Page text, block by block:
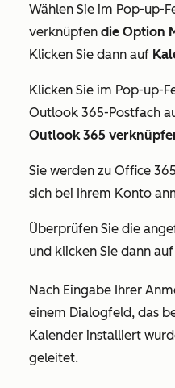
Wählen Sie im Pop-up-
verknüpfen die Option
Klicken Sie dann auf
Klicken Sie im Pop-up-
Outlook 365-Postfach
Outlook 365
Sie werden zu Office
sich bei Ihrem Konto
Überprüfen Sie die
und klicken Sie dann auf
Nach Eingabe Ihrer
einem Dialogfeld, das
Kalender installiert
geleitet.